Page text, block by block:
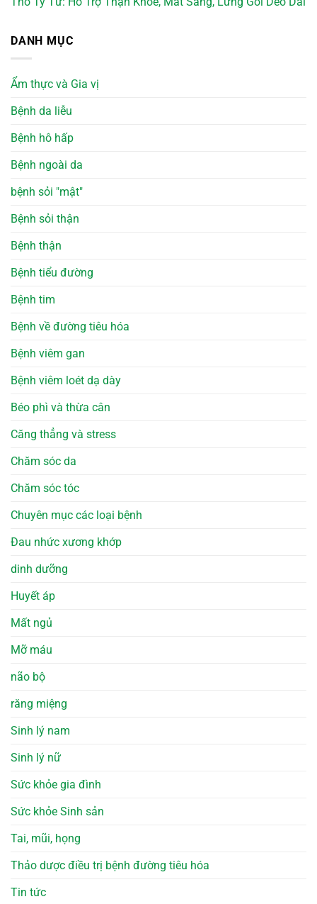
DANH MỤC
Ẩm thực và Gia vị
Bệnh da liễu
Bệnh hô hấp
Bệnh ngoài da
bệnh sỏi "mật"
Bệnh sỏi thận
Bệnh thận
Bệnh tiểu đường
Bệnh tim
Bệnh về đường tiêu hóa
Bệnh viêm gan
Bệnh viêm loét dạ dày
Béo phì và thừa cân
Căng thẳng và stress
Chăm sóc da
Chăm sóc tóc
Chuyên mục các loại bệnh
Đau nhức xương khớp
dinh dưỡng
Huyết áp
Mất ngủ
Mỡ máu
não bộ
răng miệng
Sinh lý nam
Sinh lý nữ
Sức khỏe gia đình
Sức khỏe Sinh sản
Tai, mũi, họng
Thảo dược điều trị bệnh đường tiêu hóa
Tin tức